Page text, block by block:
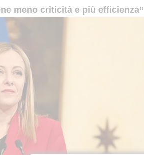
meno criticità e più efficienza”